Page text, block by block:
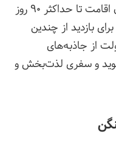
متنوعی را برای شما فراهم کند. امکان اقامت تا حداکثر 90 روز
بازدید از چندین
از جاذبه‌های
و سفری لذت‌بخش و